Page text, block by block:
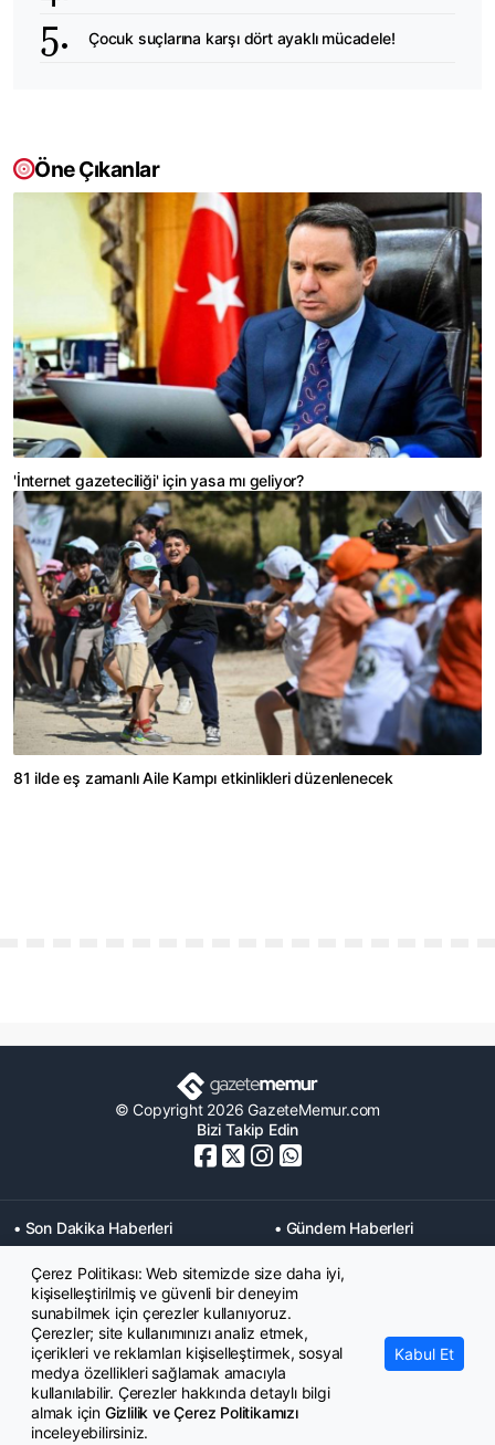
Çocuk suçlarına karşı dört ayaklı mücadele!
Öne Çıkanlar
'İnternet gazeteciliği' için yasa mı geliyor?
81 ilde eş zamanlı Aile Kampı etkinlikleri düzenlenecek
© Copyright 2026 GazeteMemur.com
Bizi Takip Edin
• Son Dakika Haberleri
• Gündem Haberleri
• Memurlar Haberleri
• KPSS Haberleri
• Ekonomi Haberleri
• Eğitim Haberleri
• Yaşam Haberleri
• Maaş Verileri Haberleri
• Mahkeme Kararları
Haberleri
Çerez Politikası: Web sitemizde size daha iyi,
kişiselleştirilmiş ve güvenli bir deneyim
sunabilmek için çerezler kullanıyoruz.
Çerezler; site kullanımınızı analiz etmek,
içerikleri ve reklamları kişiselleştirmek, sosyal
medya özellikleri sağlamak amacıyla
kullanılabilir. Çerezler hakkında detaylı bilgi
almak için Gizlilik ve Çerez Politikamızı
inceleyebilirsiniz.
Kabul Et